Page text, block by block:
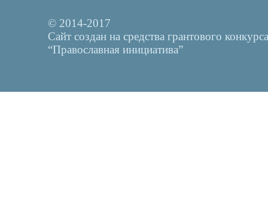
© 2014-2017
Сайт создан на средства грантового конкурса
“Православная инициатива”